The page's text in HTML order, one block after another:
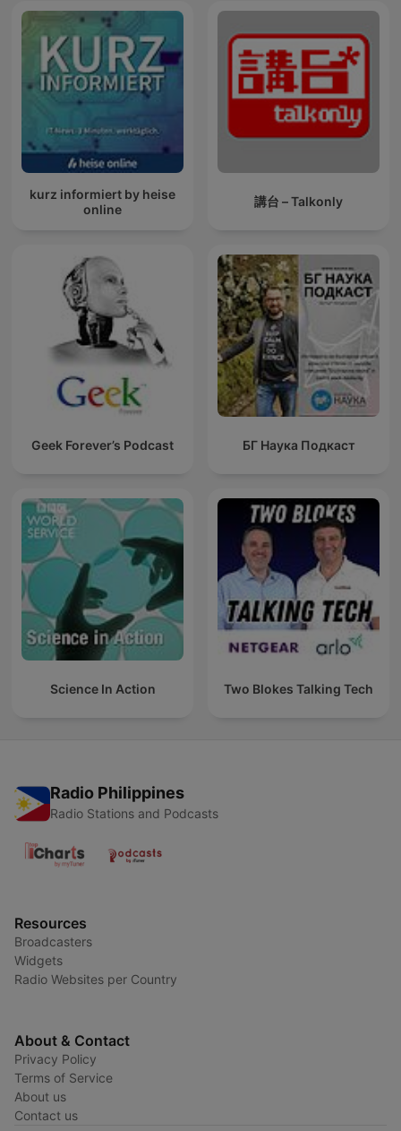
kurz informiert by heise
online
講台 – Talkonly
Geek Forever’s Podcast БГ Наука Подкаст
Science In Action Two Blokes Talking Tech
Radio Philippines
Radio Stations and Podcasts
Resources
Broadcasters
Widgets
Radio Websites per Country
About & Contact
Privacy Policy
Terms of Service
About us
Contact us